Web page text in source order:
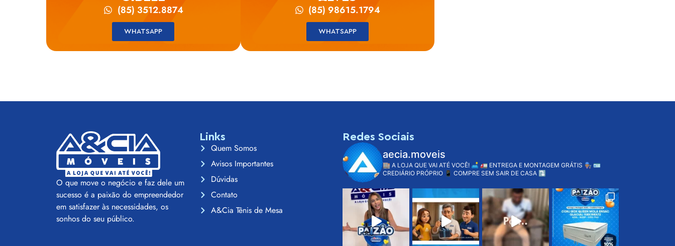
(85) 3512.8874
WHATSAPP
(85) 98615.1794
WHATSAPP
O que move o negócio e faz dele um
sucesso é a paixão do empreendedor
em satisfazer às necessidades, os
sonhos do seu público.
Links
Quem Somos
Avisos Importantes
Dúvidas
Contato
A&Cia Tênis de Mesa
Redes Sociais
aecia.moveis
🏬 A LOJA QUE VAI ATÉ VOCÊ! 🛋️ 🚛 ENTREGA E MONTAGEM GRÁTIS 👨🏽‍🔧 🪪
CREDIÁRIO PRÓPRIO 📱 COMPRE SEM SAIR DE CASA ⤵️